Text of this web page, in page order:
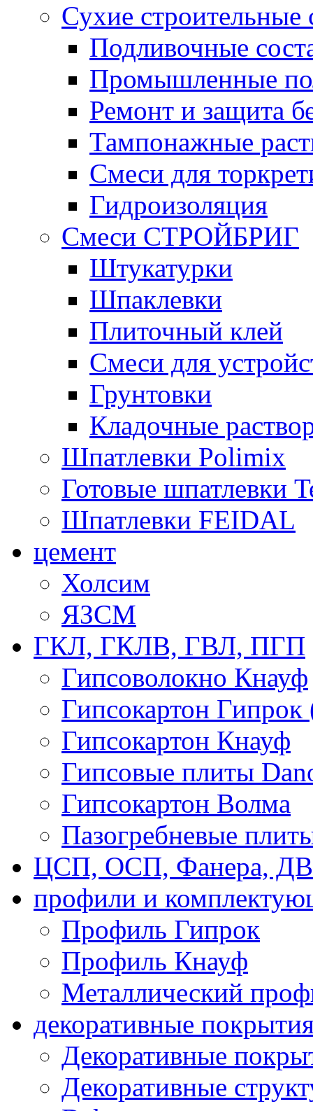
Сухие строительные
Подливочные
Промышленные
Ремонт и защита
Тампонажные
Смеси для
Гидроизоляция
Смеси СТРОЙБРИГ
Штукатурки
Шпаклевки
Плиточный клей
Смеси для
Грунтовки
Кладочные
Шпатлевки Polimix
Готовые шпатлевки
Шпатлевки FEIDAL
цемент
Холсим
ЯЗCМ
ГКЛ, ГКЛВ, ГВЛ, ПГП
Гипсоволокно Кнауф
Гипсокартон Гипрок
Гипсокартон Кнауф
Гипсовые плиты
Гипсокартон Волма
Пазогребневые
ЦСП, ОСП, Фанера,
профили и
Профиль Гипрок
Профиль Кнауф
Металлический
декоративные
Декоративные
Декоративные